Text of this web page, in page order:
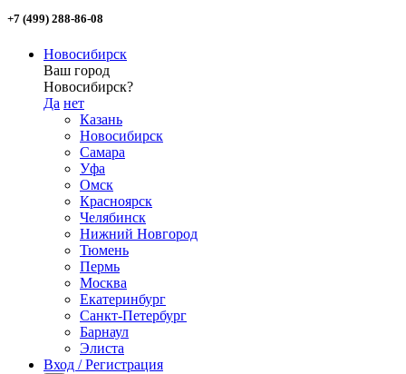
+7 (499) 288-86-08
Новосибирск
Ваш город
Новосибирск?
Да нет
Казань
Новосибирск
Самара
Уфа
Омск
Красноярск
Челябинск
Нижний Новгород
Тюмень
Пермь
Москва
Екатеринбург
Санкт-Петербург
Барнаул
Элиста
Вход / Регистрация